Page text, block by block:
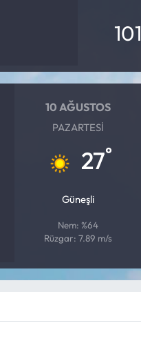
10 AĞUSTOS
PAZARTESI
27°
Güneşli
Nem: %64
Rüzgar: 7.89 m/s